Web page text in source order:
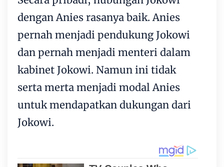
dengan Anies rasanya baik. Anies
pernah menjadi pendukung Jokowi
dan pernah menjadi menteri dalam
kabinet Jokowi. Namun ini tidak
serta merta menjadi modal Anies
untuk mendapatkan dukungan dari
Jokowi.